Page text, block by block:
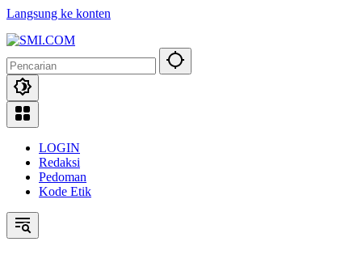
Langsung ke konten
LOGIN
Redaksi
Pedoman
Kode Etik